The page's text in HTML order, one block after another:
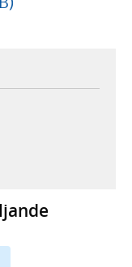
webbplats,
webbplats,